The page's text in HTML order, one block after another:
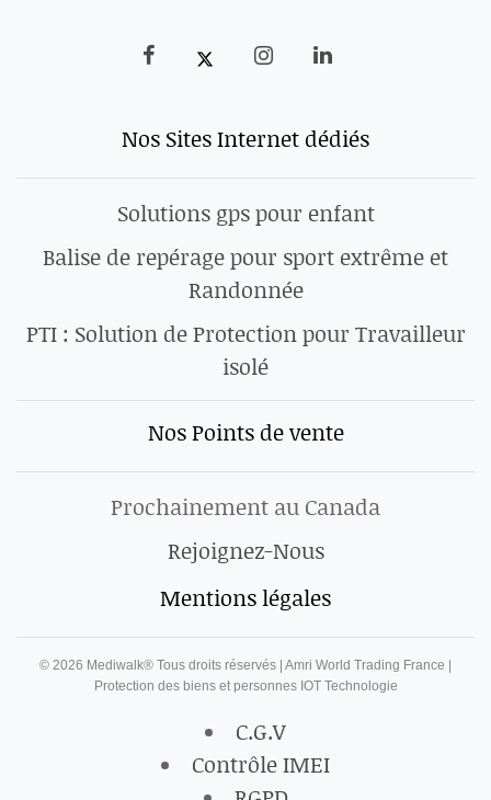
Nos Sites Internet dédiés
Solutions gps pour enfant
Balise de repérage pour sport extrême et
Randonnée
PTI : Solution de Protection pour Travailleur
isolé
Nos Points de vente
Prochainement au Canada
Rejoignez-Nous
Mentions légales
© 2026 Mediwalk® Tous droits réservés | Amri World Trading France |
Protection des biens et personnes IOT Technologie
C.G.V
Contrôle IMEI